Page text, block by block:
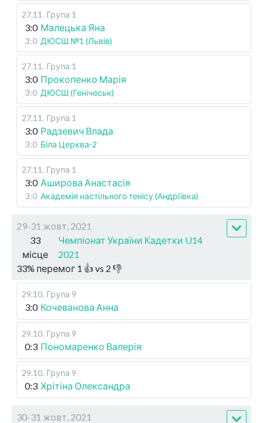
27.11 . Група 1
3:0 Малецька Яна
3:0 ДЮСШ №1 (Львів)
27.11 . Група 1
3:0 Прокопенко Марія
3:0 ДЮСШ (Генічеськ)
27.11 . Група 1
3:0 Радзевич Влада
3:0 Біла Церква-2
27.11 . Група 1
3:0 Аширова Анастасія
3:0 Академія настільного тенісу (Андріївка)
29-31 жовт, 2021
33
місце
Чемпіонат України Кадетки U14
2021
33% перемог 1 👍 vs 2 👎
29.10. Група 9
3:0 Кочеванова Анна
29.10. Група 9
0:3 Пономаренко Валерія
29.10. Група 9
0:3 Хрітіна Олександра
30-31 жовт, 2021